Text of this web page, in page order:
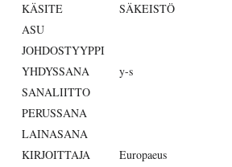
KÄSITE
SÄKEISTÖ
ASU
JOHDOSTYYPPI
YHDYSSANA
y-s
SANALIITTO
PERUSSANA
LAINASANA
KIRJOITTAJA
Europaeus